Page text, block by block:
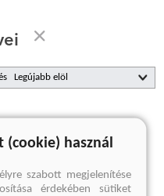
nincs találat
használ
szabott megjelenítése
érdekében sütiket